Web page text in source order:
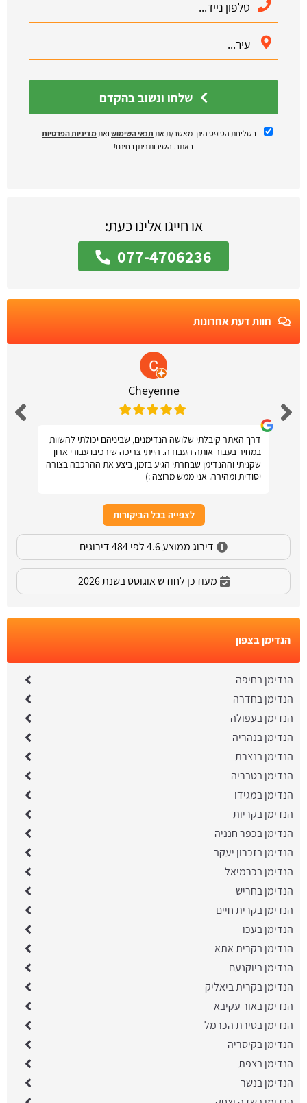
בשליחת הטופס הינך מאשר/ת את תנאי השימוש ואתמדיניות הפרטיות
באתר. השירות ניתן בחינם!
או חייגו אלינו כעת:
077-4706236
חוות דעת אחרונות
Cheyenne
דרך האתר קיבלתי שלושה הנדימנים, שביניהם יכולתי להשוות
במחיר בעבור אותה העבודה. הייתי צריכה שירכיבו עבורי ארון
שקניתי וההנדימן שבחרתי הגיע בזמן, ביצע את ההרכבה בצורה
יסודית ומהירה. אני ממש מרוצה :)
לצפייה בכל הביקורות
דירוג ממוצע 4.6 לפי 484 דירוגים
מעודכן לחודש אוגוסט בשנת 2026
הנדימן בצפון
הנדימן בחיפה
הנדימן בחדרה
הנדימן בעפולה
הנדימן בנהריה
הנדימן בנצרת
הנדימן בטבריה
הנדימן במגידו
הנדימן בקריות
הנדימן בכפר חנניה
הנדימן בזכרון יעקב
הנדימן בכרמיאל
הנדימן בחריש
הנדימן בקרית חיים
הנדימן בעכו
הנדימן בקרית אתא
הנדימן ביוקנעם
הנדימן בקרית ביאליק
הנדימן באור עקיבא
הנדימן בטירת הכרמל
הנדימן בקיסריה
הנדימן בצפת
הנדימן בנשר